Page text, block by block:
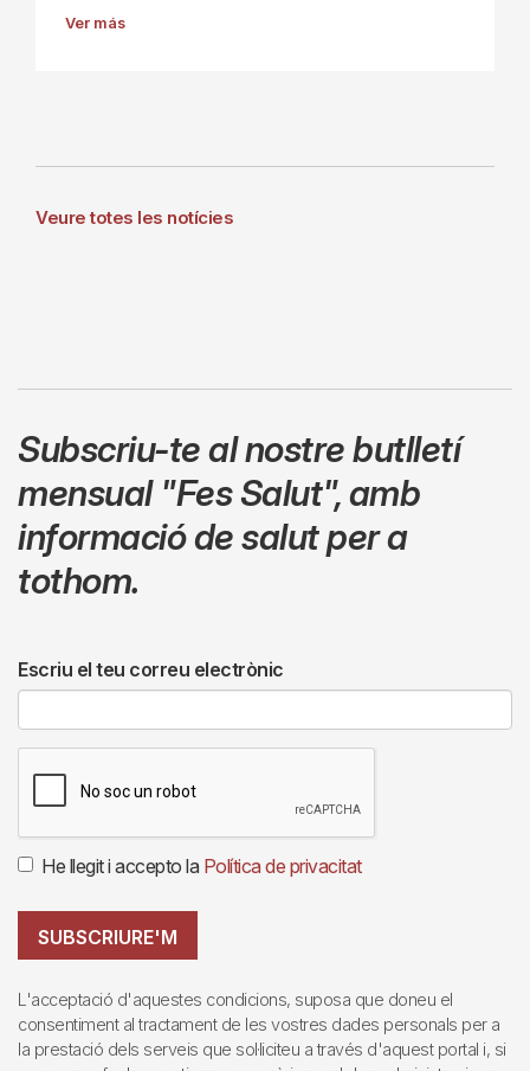
Ver más
Veure totes les notícies
Subscriu-te al nostre butlletí
mensual "Fes Salut",amb
informació de salut per a
tothom.
Escriu el teu correu electrònic
He llegit i accepto la Política de privacitat
SUBSCRIURE'M
L'acceptació d'aquestes condicions, suposa que doneu el
consentiment al tractament de les vostres dades personals per a
la prestació dels serveis que sol·liciteu a través d'aquest portal i, si